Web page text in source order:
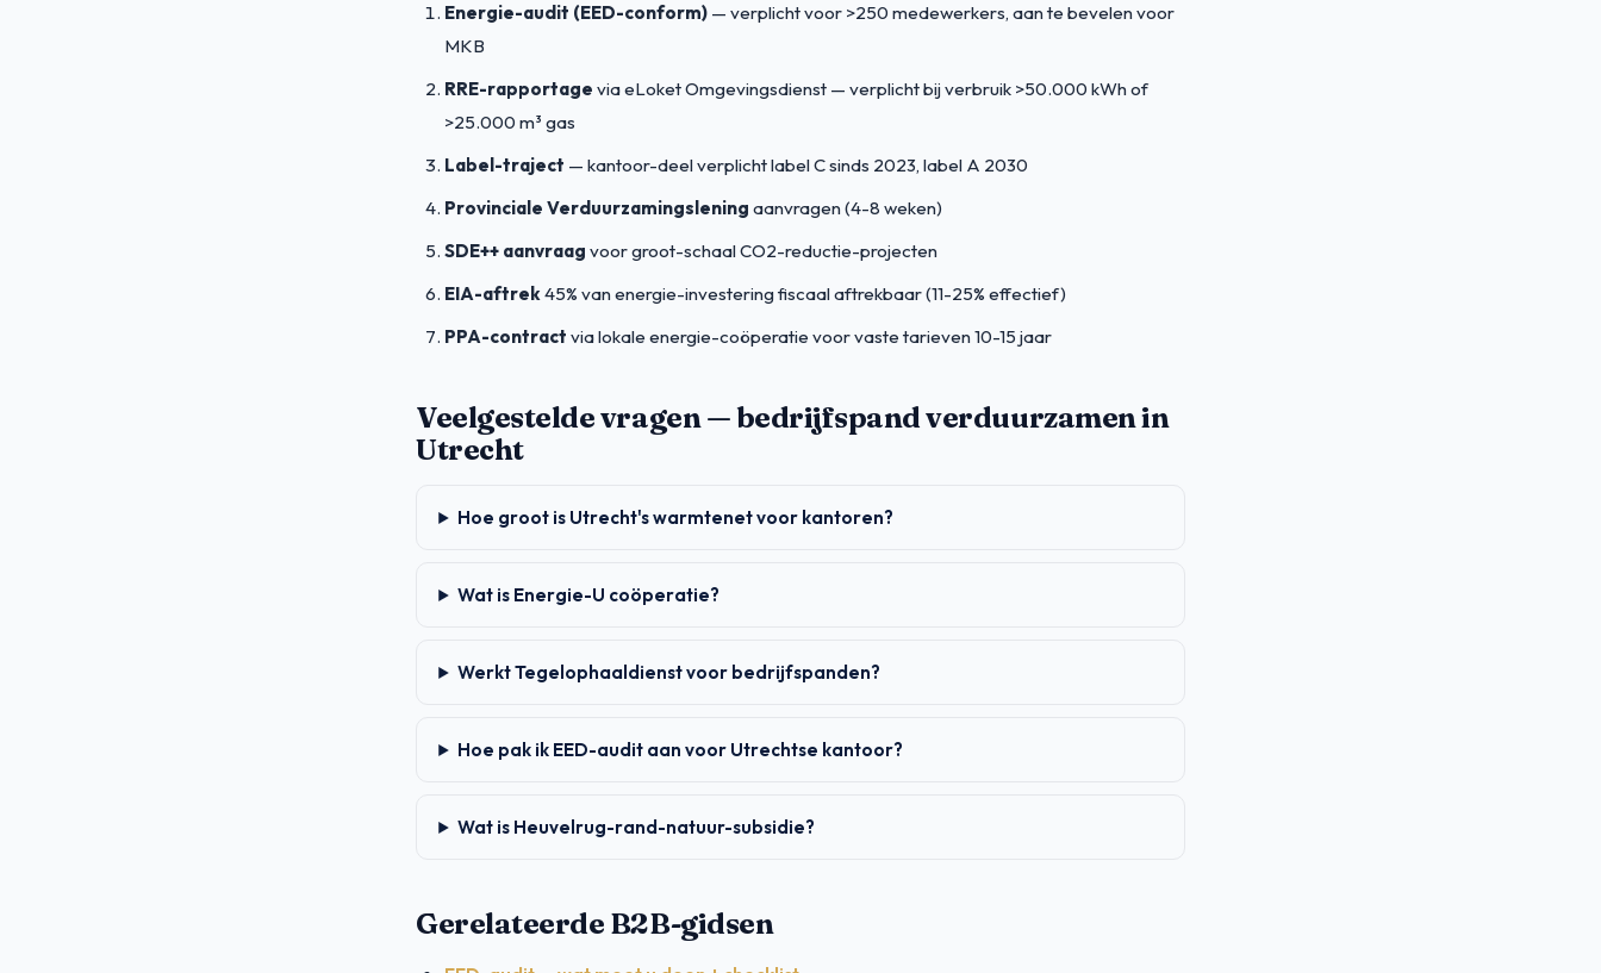
Energie-audit (EED-conform) — verplicht voor >250 medewerkers, aan te bevelen voor
MKB
RRE-rapportage via eLoket Omgevingsdienst — verplicht bij verbruik >50.000 kWh of
>25.000 m³ gas
Label-traject — kantoor-deel verplicht label C sinds 2023, label A 2030
Provinciale Verduurzamingslening aanvragen (4-8 weken)
SDE++ aanvraag voor groot-schaal CO2-reductie-projecten
EIA-aftrek45% van energie-investering fiscaal aftrekbaar (11-25% effectief)
PPA-contract via lokale energie-coöperatie voor vaste tarieven 10-15 jaar
Veelgestelde vragen — bedrijfspand verduurzamen in
Utrecht
Hoe groot is Utrecht's warmtenet voor kantoren?
Wat is Energie-U coöperatie?
Werkt Tegelophaaldienst voor bedrijfspanden?
Hoe pak ik EED-audit aan voor Utrechtse kantoor?
Wat is Heuvelrug-rand-natuur-subsidie?
Gerelateerde B2B-gidsen